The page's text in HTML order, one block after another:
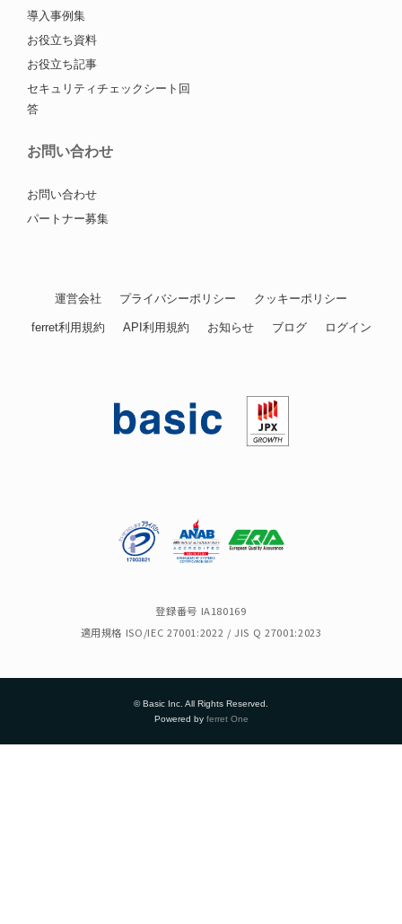
導入事例集
お役立ち資料
お役立ち記事
セキュリティチェックシート回
答
お問い合わせ
お問い合わせ
パートナー募集
運営会社 プライバシーポリシー クッキーポリシー
ferret利用規約 API利用規約 お知らせ ブログ ログイン
登録番号 IA180169
適用規格 ISO/IEC 27001:2022 / JIS Q 27001:2023
© Basic Inc. All Rights Reserved.
Powered by ferret One